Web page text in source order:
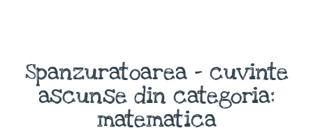
Spanzuratoarea - cuvinte
ascunse din categoria:
matematica